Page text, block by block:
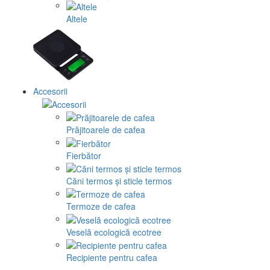
Altele
Accesorii
Prăjitoarele de cafea
Fierbător
Căni termos și sticle termos
Termoze de cafea
Veselă ecologică ecotree
Recipiente pentru cafea